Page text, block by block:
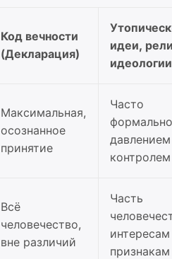
Код вечности
(Декларация)
идеи,
идеологии
Максимальная,
осознанное
принятие
Часто
контролем
Всё
человечество,
вне различий
Часть
признакам